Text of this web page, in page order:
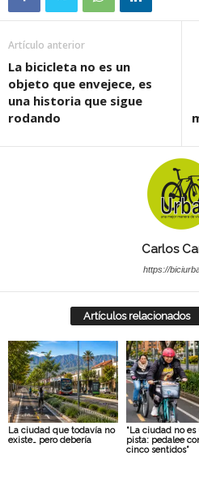
Artículo anterior
La bicicleta no es un
objeto que envejece, es
una historia que sigue
rodando
Carlos
https://
Artículos relacionados
La ciudad que todavía no
existe… pero debería
“La ciudad no es
pista: pedalee
cinco sentidos”